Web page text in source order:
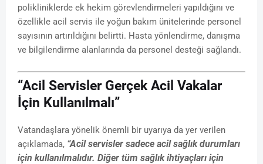
polikliniklerde ek hekim görevlendirmeleri yapıldığını ve
özellikle acil servis ile yoğun bakım ünitelerinde personel
sayısının artırıldığını belirtti. Hasta yönlendirme, danışma
ve bilgilendirme alanlarında da personel desteği sağlandı.
“Acil Servisler Gerçek Acil Vakalar
İçin Kullanılmalı”
Vatandaşlara yönelik önemli bir uyarıya da yer verilen
açıklamada, “Acil servisler sadece acil sağlık durumları
için kullanılmalıdır. Diğer tüm sağlık ihtiyaçları için